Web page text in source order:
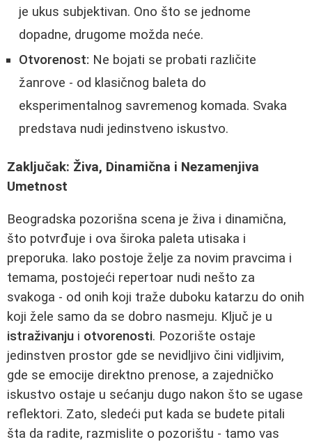
je ukus subjektivan. Ono što se jednome
dopadne, drugome možda neće.
Otvorenost: Ne bojati se probati različite
žanrove - od klasičnog baleta do
eksperimentalnog savremenog komada. Svaka
predstava nudi jedinstveno iskustvo.
Zaključak: Živa, Dinamična i Nezamenjiva
Umetnost
Beogradska pozorišna scena je živa i dinamična,
što potvrđuje i ova široka paleta utisaka i
preporuka. Iako postoje želje za novim pravcima i
temama, postojeći repertoar nudi nešto za
svakoga - od onih koji traže duboku katarzu do onih
koji žele samo da se dobro nasmeju. Ključ je u
istraživanju i otvorenosti. Pozorište ostaje
jedinstven prostor gde se nevidljivo čini vidljivim,
gde se emocije direktno prenose, a zajedničko
iskustvo ostaje u sećanju dugo nakon što se ugase
reflektori. Zato, sledeći put kada se budete pitali
šta da radite, razmislite o pozorištu - tamo vas